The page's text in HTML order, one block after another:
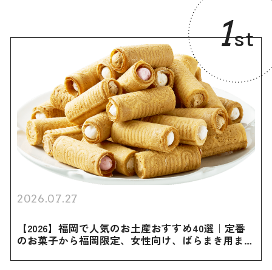
1st
2026.07.27
【2026】福岡で人気のお土産おすすめ40選｜定番
のお菓子から福岡限定、女性向け、ばらまき用まで